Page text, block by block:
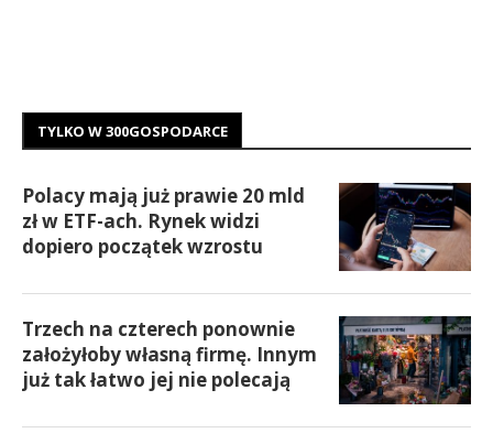
TYLKO W 300GOSPODARCE
Polacy mają już prawie 20 mld
zł w ETF-ach. Rynek widzi
dopiero początek wzrostu
Trzech na czterech ponownie
założyłoby własną firmę. Innym
już tak łatwo jej nie polecają